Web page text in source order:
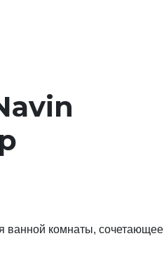
ванной комнаты, сочетающее